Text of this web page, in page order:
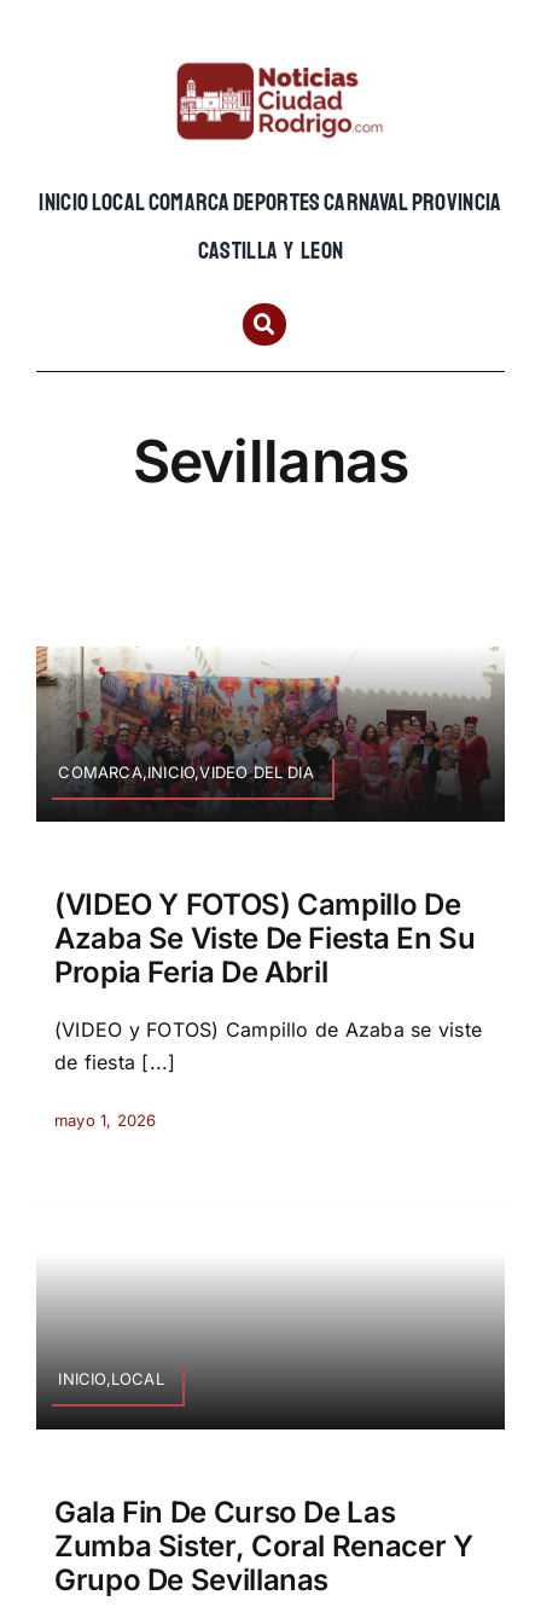
INICIOLOCALCOMARCADEPORTESCARNAVALPROVINCIA
CASTILLA Y LEON
Sevillanas
COMARCA,INICIO,VIDEO DEL DIA
(VIDEO Y FOTOS) Campillo De
Azaba Se Viste De Fiesta En Su
Propia Feria De Abril
(VIDEO y FOTOS) Campillo de Azaba se viste
de fiesta [...]
mayo 1, 2026
INICIO,LOCAL
Gala Fin De Curso De Las
Zumba Sister, Coral Renacer Y
Grupo De Sevillanas